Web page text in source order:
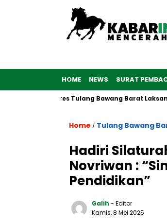
HOME NEWS SURAT
Polwan Polres Tulang Bawang Barat
Home / Tulang Bawang
Hadiri
Novriwan :
Pendidikan”
Galih - Editor
Kamis, 8 Mei 2025